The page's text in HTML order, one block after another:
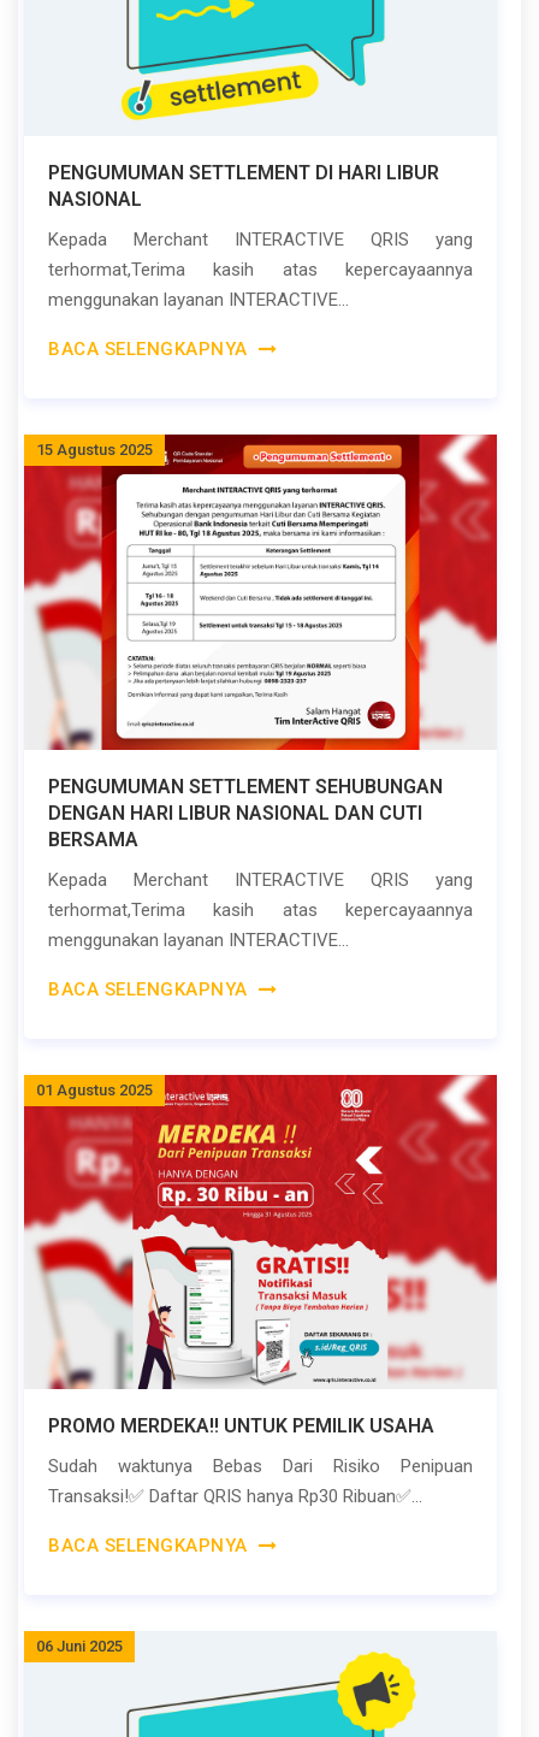
PENGUMUMAN SETTLEMENT DI HARI LIBUR
NASIONAL
Kepada Merchant INTERACTIVE QRIS yang
terhormat,Terima kasih atas kepercayaannya
menggunakan layanan INTERACTIVE...
BACA SELENGKAPNYA
15 Agustus 2025
PENGUMUMAN SETTLEMENT SEHUBUNGAN
DENGAN HARI LIBUR NASIONAL DAN CUTI
BERSAMA
Kepada Merchant INTERACTIVE QRIS yang
terhormat,Terima kasih atas kepercayaannya
menggunakan layanan INTERACTIVE...
BACA SELENGKAPNYA
01 Agustus 2025
PROMO MERDEKA!! UNTUK PEMILIK USAHA
Sudah waktunya Bebas Dari Risiko Penipuan
Transaksi!✅ Daftar QRIS hanya Rp30 Ribuan✅...
BACA SELENGKAPNYA
06 Juni 2025